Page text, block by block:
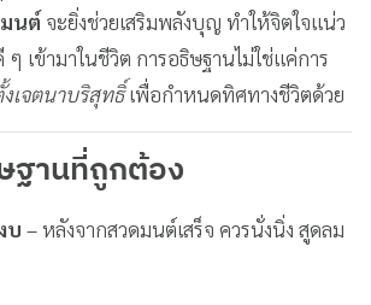
นต์ จะยิ่งช่วยเสริมพลังบุญ ทำให้จิตใจแน่ว
เข้ามาในชีวิต การอธิษฐานไม่ใช่แค่การ
งเจตนาบริสุทธิ์เพื่อกำหนดทิศทางชีวิตด้วย
ฐานที่ถูกต้อง
บ – หลังจากสวดมนต์เสร็จ ควรนั่งนิ่ง สูดลม